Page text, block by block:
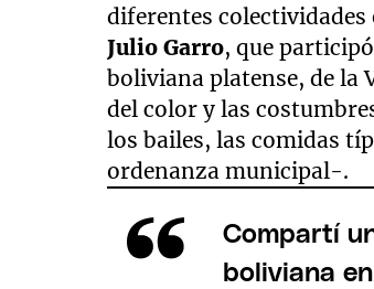
diferentes colectividades
Julio Garro, que
boliviana platense, de la
del color y las
los bailes, las comidas
ordenanza municipal-.
Compartí
boliviana